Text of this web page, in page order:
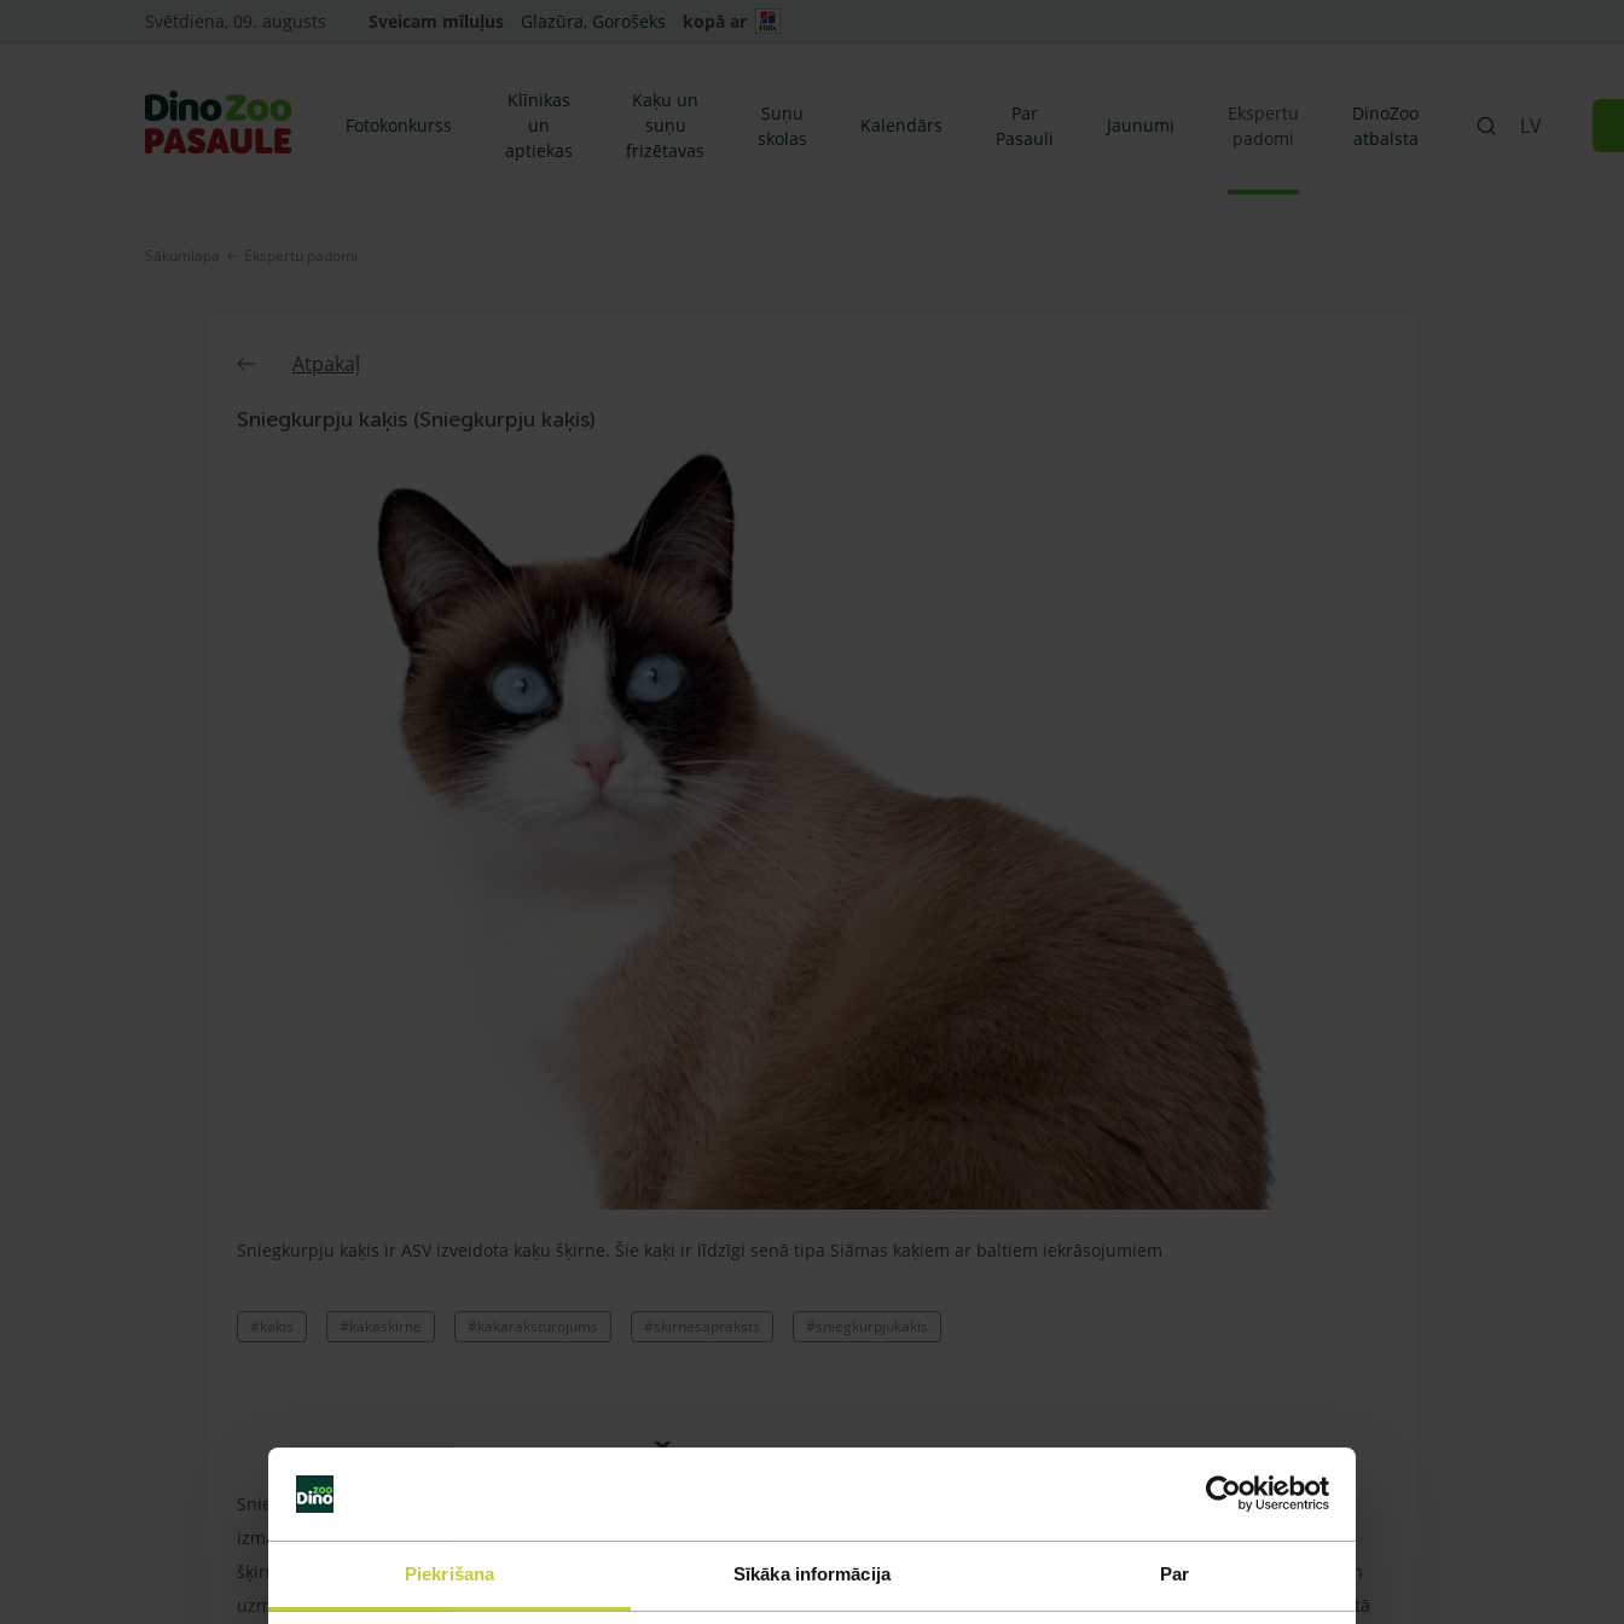
Piekrišana Sīkāka informācija Par
Svētdiena, 09. augusts Sveicam mīluļus Glazūra, Gorošeks kopā ar
Fotokonkurss
Klīnikas
un
aptiekas
Kaķu un
suņu
frizētavas
Suņu
skolas
Kalendārs
Par
Pasauli
Jaunumi
Ekspertu
padomi
DinoZoo
atbalsta
LV
Sākumlapa Ekspertu padomi
Atpakaļ
Sniegkurpju kaķis (Sniegkurpju kaķis)
Sniegkurpju kaķis ir ASV izveidota kaķu šķirne. Šie kaķi ir līdzīgi senā tipa Siāmas kaķiem ar baltiem iekrāsojumiem
#kakis #kakaskirne #kakaraksturojums #skirnesapraksts #sniegkurpjukakis
Šķirnes apraksts
Sniegkurpju kaķis ir ASV izveidota kaķu šķirne. Šie kaķi ir līdzīgi senā tipa Siāmas kaķiem ar baltiem iekrāsojumiem. Šķirnes veidošanai tika
izmantoti Siāmas kaķi un divkrāsainie Amerikas īsspalvainie kaķi. Sniegkurpju kaķa raksturs ir līdzīgs šo abu šķirņu kaķu raksturam. Šīs
šķirnes kaķi ir piemēroti tiem cilvēkiem, kuriem patīk asspalvaini kaķi ar Siāmas kaķu iezīmēm, bet kuriem Siāmas kaķis šķiet pārāk skaļš un
uzmācīgs, ar pārāk slaidu ķermeni. Arī mūsdienās ir atļauts krustot Siāmas kaķus, kuriem ir klasiskas iezīmes roņa, šokolādes, zilā un violetā